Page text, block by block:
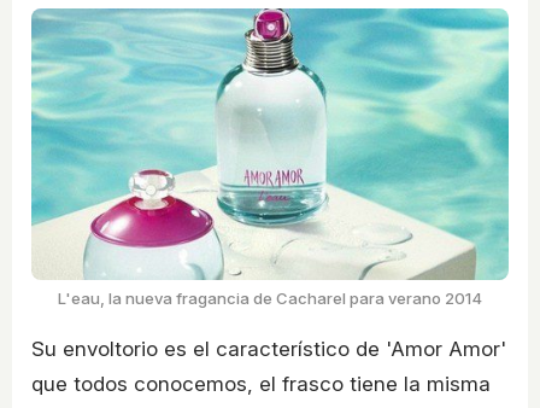
L'eau, la nueva fragancia de Cacharel para verano 2014
Su envoltorio es el característico de 'Amor Amor'
que todos conocemos, el frasco tiene la misma